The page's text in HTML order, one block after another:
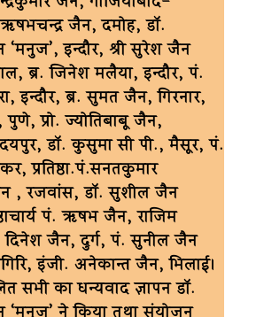
जैन, दमोह, डॉ.
‘मनुज’, इन्दौर, श्री सुरेश जैन
ब्र. जिनेश मलैया, इन्दौर, पं.
इन्दौर, ब्र. सुमत जैन, गिरनार,
प्रो. ज्योतिबाबू जैन,
डॉ. कुसुमा सी पी., मैसूर, पं.
प्रतिष्ठा.पं.सनतकुमार
, रजवांस, डॉ. सुशील जैन
पं. ऋषभ जैन, राजिम
दिनेश जैन, दुर्ग, पं. सुनील जैन
इंजी. अनेकान्त जैन, भिलाई।
सभी का धन्यवाद ज्ञापन डॉ.